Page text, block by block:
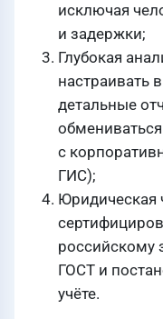
исключая
и задержки;
Глубокая
настраивать
детальные
с
ГИС);
Юридическая
российскому
ГОСТ и
учёте.